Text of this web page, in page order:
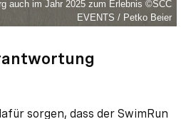
auch im Jahr 2025 zum Erlebnis ©SCC
EVENTS / Petko Beier
sorgen, dass der SwimRun